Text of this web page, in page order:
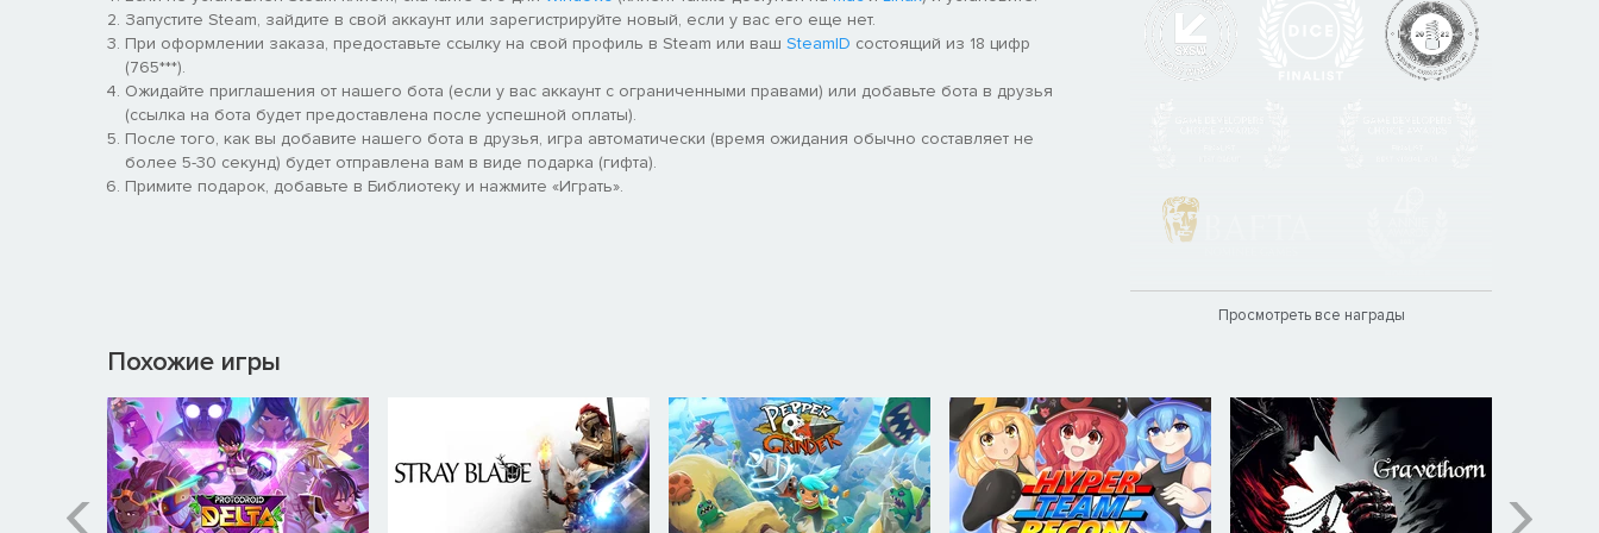
области.
Погрузитесь в динамичные бои
Кене постоянно препятствуют оскверненные духи, застрявшие в этом мире и неспособные перейти в иной. Сумейте
Запустите Steam, зайдите в свой аккаунт или зарегистрируйте новый, если у вас его еще нет.
При оформлении заказа, предоставьте ссылку на свой профиль в Steam или ваш SteamID состоящий из 18 цифр
(765***).
Ожидайте приглашения от нашего бота (если у вас аккаунт с ограниченными правами) или добавьте бота в друзья
(ссылка на бота будет предоставлена после успешной оплаты).
После того, как вы добавите нашего бота в друзья, игра автоматически (время ожидания обычно составляет не
более 5-30 секунд) будет отправлена вам в виде подарка (гифта).
Примите подарок, добавьте в Библиотеку и нажмите «Играть».
Просмотреть все награды
Похожие игры